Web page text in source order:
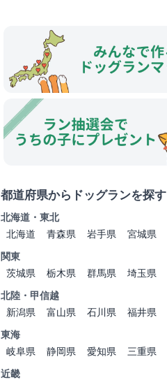
都道府県からドッグランを探す
北海道・東北
北海道
青森県 岩手県 宮城県
関東
茨城県
栃木県 群馬県 埼玉県
北陸・甲信越
新潟県
富山県 石川県 福井県
東海
岐阜県
静岡県 愛知県
三重県
近畿